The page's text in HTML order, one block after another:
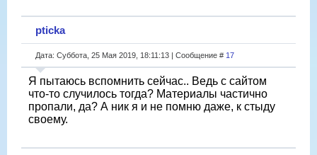
pticka
Дата: Суббота, 25 Мая 2019, 18:11:13 | Сообщение # 17
Я пытаюсь вспомнить сейчас.. Ведь с сайтом
что-то случилось тогда? Материалы частично
пропали, да? А ник я и не помню даже, к стыду
своему.